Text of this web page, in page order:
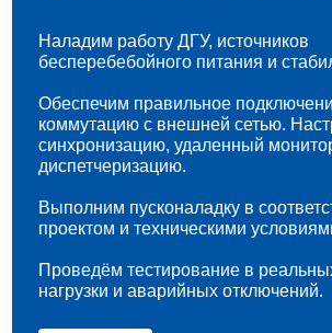
Наладим работу ДГУ, источников
бесперебебойного питания и
Обеспечим правильное
коммутацию с внешней сетью.
синхронизацию, удаленный
диспетчеризацию.
Выполним пусконаладку в
проектом и техническими
Проведём тестирование в
нагрузки и аварийных отключений.